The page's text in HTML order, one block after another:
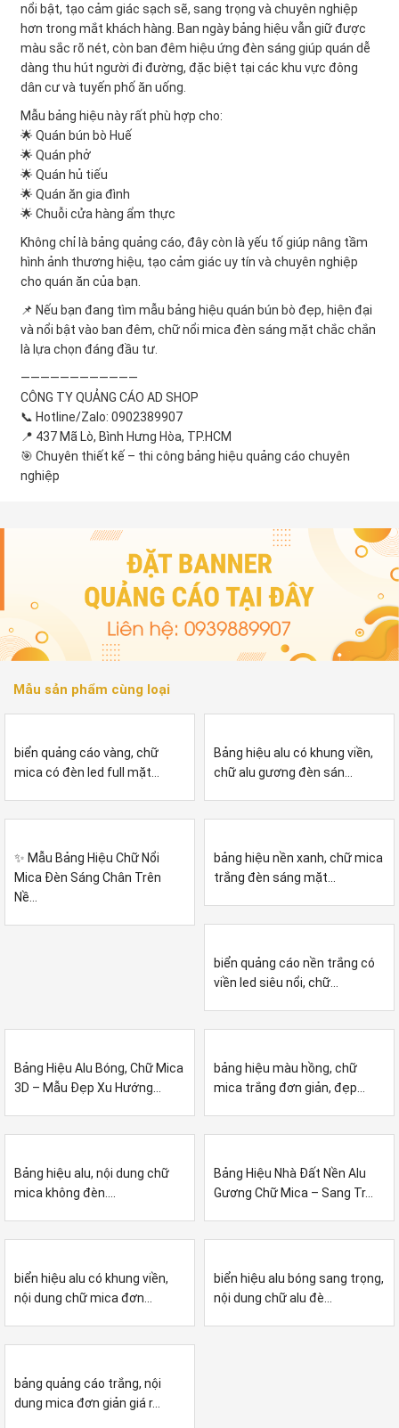
nổi bật, tạo cảm giác sạch sẽ, sang trọng và chuyên nghiệp
hơn trong mắt khách hàng. Ban ngày bảng hiệu vẫn giữ được
màu sắc rõ nét, còn ban đêm hiệu ứng đèn sáng giúp quán dễ
dàng thu hút người đi đường, đặc biệt tại các khu vực đông
dân cư và tuyến phố ăn uống.
Mẫu bảng hiệu này rất phù hợp cho:
🌟 Quán bún bò Huế
🌟 Quán phở
🌟 Quán hủ tiếu
🌟 Quán ăn gia đình
🌟 Chuỗi cửa hàng ẩm thực
Không chỉ là bảng quảng cáo, đây còn là yếu tố giúp nâng tầm
hình ảnh thương hiệu, tạo cảm giác uy tín và chuyên nghiệp
cho quán ăn của bạn.
📌 Nếu bạn đang tìm mẫu bảng hiệu quán bún bò đẹp, hiện đại
và nổi bật vào ban đêm, chữ nổi mica đèn sáng mặt chắc chắn
là lựa chọn đáng đầu tư.
————————————
CÔNG TY QUẢNG CÁO AD SHOP
📞 Hotline/Zalo: 0902389907
📍 437 Mã Lò, Bình Hưng Hòa, TP.HCM
🎯 Chuyên thiết kế – thi công bảng hiệu quảng cáo chuyên
nghiệp
Mẫu sản phẩm cùng loại
biển quảng cáo vàng, chữ
mica có đèn led full mặt...
Bảng hiệu alu có khung viền,
chữ alu gương đèn sán...
✨ Mẫu Bảng Hiệu Chữ Nổi
Mica Đèn Sáng Chân Trên
Nề...
bảng hiệu nền xanh, chữ mica
trắng đèn sáng mặt...
biển quảng cáo nền trắng có
viền led siêu nổi, chữ...
Bảng Hiệu Alu Bóng, Chữ Mica
3D – Mẫu Đẹp Xu Hướng...
bảng hiệu màu hồng, chữ
mica trắng đơn giản, đẹp...
Bảng hiệu alu, nội dung chữ
mica không đèn....
Bảng Hiệu Nhà Đất Nền Alu
Gương Chữ Mica – Sang Tr...
biển hiệu alu có khung viền,
nội dung chữ mica đơn...
biển hiệu alu bóng sang trọng,
nội dung chữ alu đè...
bảng quảng cáo trắng, nội
dung mica đơn giản giá r...